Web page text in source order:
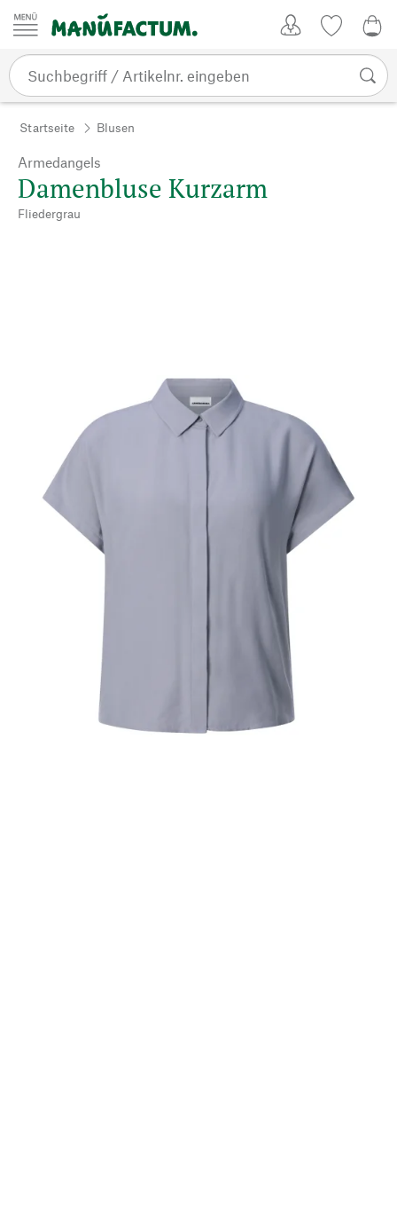
Zum Inhalt springen
Startseite Blusen
Armedangels
Damenbluse Kurzarm
Fliedergrau